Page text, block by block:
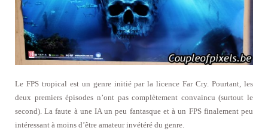
Le FPS tropical est un genre initié par la licence Far Cry. Pourtant, les
deux premiers épisodes n’ont pas complètement convaincu (surtout le
second). La faute à une IA un peu fantasque et à un FPS finalement peu
intéressant à moins d’être amateur invétéré du genre.